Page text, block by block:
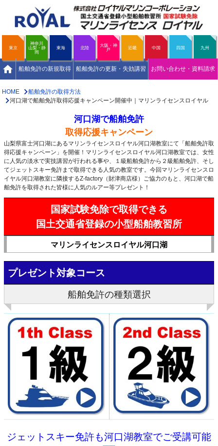
東京
神奈川
山梨・静
岡
東海 北陸
大阪・神
戸
近畿 中国 四国 九州
home 船舶免許の新規取得 船舶免許の更新・失効講習 お問い合わせ・資料請求
HOME
船舶免許の取得方法
河口湖で船舶免許取得応援キャンペーン開催中｜マリンライセンスロイヤル
河口湖で船舶免許
取得応援キャンペーン
山梨県富士河口湖にあるマリンライセンスロイヤル河口湖教室にて「船舶免許取
得応援キャンペーン」を開催！マリンライセンスロイヤル河口湖教室では、女性
に人気の淡水で実技講習が行われる事や、１級船舶免許から２級船舶免許、そし
てジェットスキー免許まで取得できる人気の教室です。今回マリンライセンスロ
イヤル河口湖教室に隣接するZ-factory（財津商店様）ご協力のもと、河口湖で船
舶免許を取得された皆様に人気のルアー等プレゼント！
国家試験免除で取得できる
国土交通省登録の小型船舶教習所
マリンライセンスロイヤル河口湖
プレゼント対象コース
船舶免許の種類選択
ジェットスキー免許も河口湖教室でご受講可能